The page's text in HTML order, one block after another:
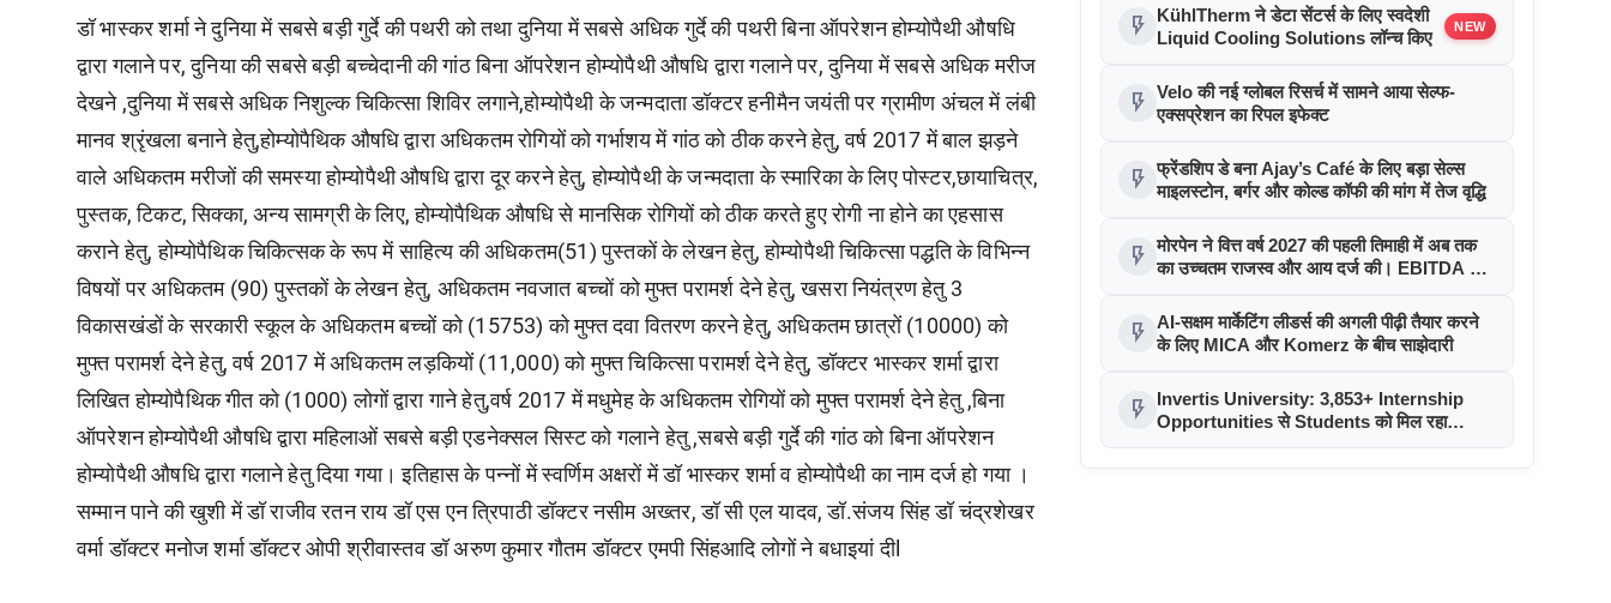
डॉ भास्कर शर्मा ने दुनिया में सबसे बड़ी गुर्दे की पथरी को तथा दुनिया में सबसे अधिक गुर्दे की पथरी बिना ऑपरेशन होम्योपैथी औषधि
द्वारा गलाने पर, दुनिया की सबसे बड़ी बच्चेदानी की गांठ बिना ऑपरेशन होम्योपैथी औषधि द्वारा गलाने पर, दुनिया में सबसे अधिक मरीज
देखने ,दुनिया में सबसे अधिक निशुल्क चिकित्सा शिविर लगाने,होम्योपैथी के जन्मदाता डॉक्टर हनीमैन जयंती पर ग्रामीण अंचल में लंबी
मानव श्रृंखला बनाने हेतु,होम्योपैथिक औषधि द्वारा अधिकतम रोगियों को गर्भाशय में गांठ को ठीक करने हेतु, वर्ष 2017 में बाल झड़ने
वाले अधिकतम मरीजों की समस्या होम्योपैथी औषधि द्वारा दूर करने हेतु, होम्योपैथी के जन्मदाता के स्मारिका के लिए पोस्टर,छायाचित्र,
पुस्तक, टिकट, सिक्का, अन्य सामग्री के लिए, होम्योपैथिक औषधि से मानसिक रोगियों को ठीक करते हुए रोगी ना होने का एहसास
कराने हेतु, होम्योपैथिक चिकित्सक के रूप में साहित्य की अधिकतम(51) पुस्तकों के लेखन हेतु, होम्योपैथी चिकित्सा पद्धति के विभिन्न
विषयों पर अधिकतम (90) पुस्तकों के लेखन हेतु, अधिकतम नवजात बच्चों को मुफ्त परामर्श देने हेतु, खसरा नियंत्रण हेतु 3
विकासखंडों के सरकारी स्कूल के अधिकतम बच्चों को (15753) को मुफ्त दवा वितरण करने हेतु, अधिकतम छात्रों (10000) को
मुफ्त परामर्श देने हेतु, वर्ष 2017 में अधिकतम लड़कियों (11,000) को मुफ्त चिकित्सा परामर्श देने हेतु, डॉक्टर भास्कर शर्मा द्वारा
लिखित होम्योपैथिक गीत को (1000) लोगों द्वारा गाने हेतु,वर्ष 2017 में मधुमेह के अधिकतम रोगियों को मुफ्त परामर्श देने हेतु ,बिना
ऑपरेशन होम्योपैथी औषधि द्वारा महिलाओं सबसे बड़ी एडनेक्सल सिस्ट को गलाने हेतु ,सबसे बड़ी गुर्दे की गांठ को बिना ऑपरेशन
होम्योपैथी औषधि द्वारा गलाने हेतु दिया गया। इतिहास के पन्नों में स्वर्णिम अक्षरों में डॉ भास्कर शर्मा व होम्योपैथी का नाम दर्ज हो गया ।
सम्मान पाने की खुशी में डॉ राजीव रतन राय डॉ एस एन त्रिपाठी डॉक्टर नसीम अख्तर, डॉ सी एल यादव, डॉ.संजय सिंह डॉ चंद्रशेखर
वर्मा डॉक्टर मनोज शर्मा डॉक्टर ओपी श्रीवास्तव डॉ अरुण कुमार गौतम डॉक्टर एमपी सिंहआदि लोगों ने बधाइयां दीl
flash_on
KühlTherm ने डेटा सेंटर्स के लिए स्वदेशी
Liquid Cooling Solutions लॉन्च किए
NEW
flash_on Velo की नई ग्लोबल रिसर्च में सामने आया सेल्फ-
एक्सप्रेशन का रिपल इफेक्ट
flash_on फ्रेंडशिप डे बना Ajay’s Café के लिए बड़ा सेल्स
माइलस्टोन, बर्गर और कोल्ड कॉफी की मांग में तेज वृद्धि
flash_on मोरपेन ने वित्त वर्ष 2027 की पहली तिमाही में अब तक
का उच्चतम राजस्व और आय दर्ज की। EBITDA में
कार्यक्रम ने पुरंतया व्यावसायीक चरण में प्रवेश किया
flash_on AI-सक्षम मार्केटिंग लीडर्स की अगली पीढ़ी तैयार करने
के लिए MICA और Komerz के बीच साझेदारी
flash_on
Invertis University: 3,853+ Internship
Opportunities से Students को मिल रहा